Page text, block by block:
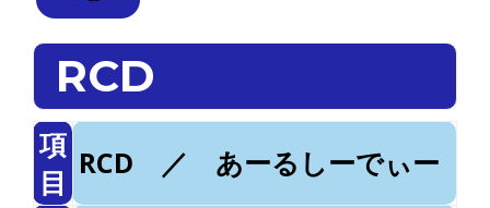
RCD
項
目
RCD ／ あーるしーでぃー